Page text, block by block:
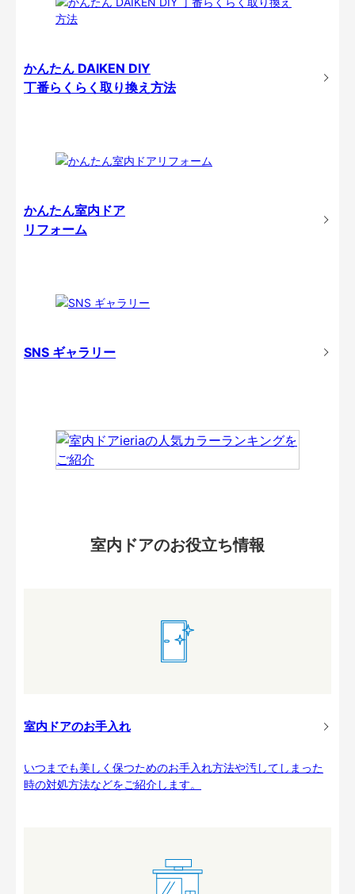
かんたん DAIKEN DIY
丁番らくらく取り換え方法
かんたん室内ドア
リフォーム
SNS ギャラリー
室内ドアのお役立ち情報
室内ドアのお手入れ
いつまでも美しく保つためのお手入れ方法や汚してしまった
時の対処方法などをご紹介します。